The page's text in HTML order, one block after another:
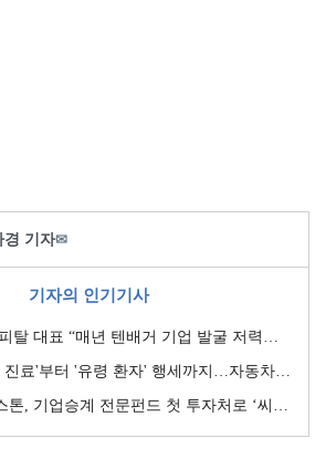
경 기자✉
기자의 인기기사
“매년 텐배거 기업 발굴 저력…올해 ROE 20% 목표”
령 환자' 행세까지…자동차보험 악용 심각 [경상환자 8주룰 도입 초읽기]
계 전문펀드 첫 투자처로 ‘씨엠디기술단’ 낙점 [캐피탈사 돋보기]